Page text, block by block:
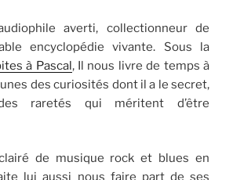
averti, collectionneur de
encyclopédie vivante. Sous la
à Pascal, Il nous livre de temps à
des curiosités dont il a le secret,
raretés qui méritent d’être
de musique rock et blues en
lui aussi nous faire part de ses